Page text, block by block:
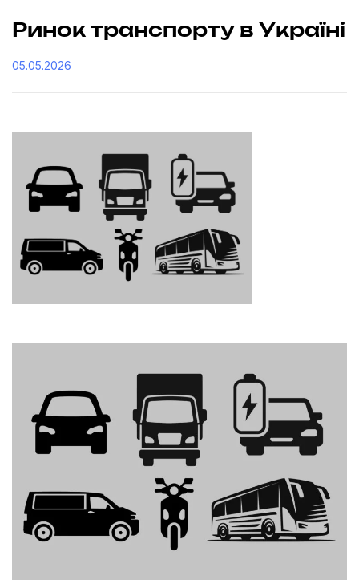
Ринок транспорту в Україні
05.05.2026